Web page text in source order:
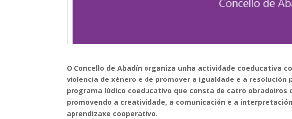
O Concello de Abadín organiza unha actividade coeducativa
violencia de xénero e de promover a igualdade e a resolución
programa lúdico coeducativo que consta de catro
promovendo a creatividade, a comunicación e a
aprendizaxe cooperativo.